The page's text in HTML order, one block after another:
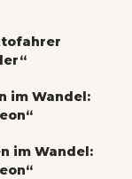
im Wandel:
im Wandel: